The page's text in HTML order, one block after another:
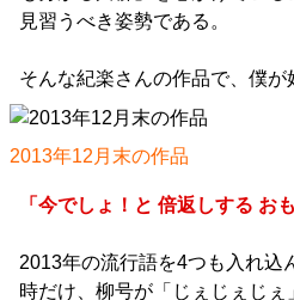
見習うべき姿勢である。
そんな紀楽さんの作品で、僕が
2013年12月末の作品
「今でしょ！と 倍返しする お
2013年の流行語を4つも入れ込
時だけ、柳号が「じぇじぇじ